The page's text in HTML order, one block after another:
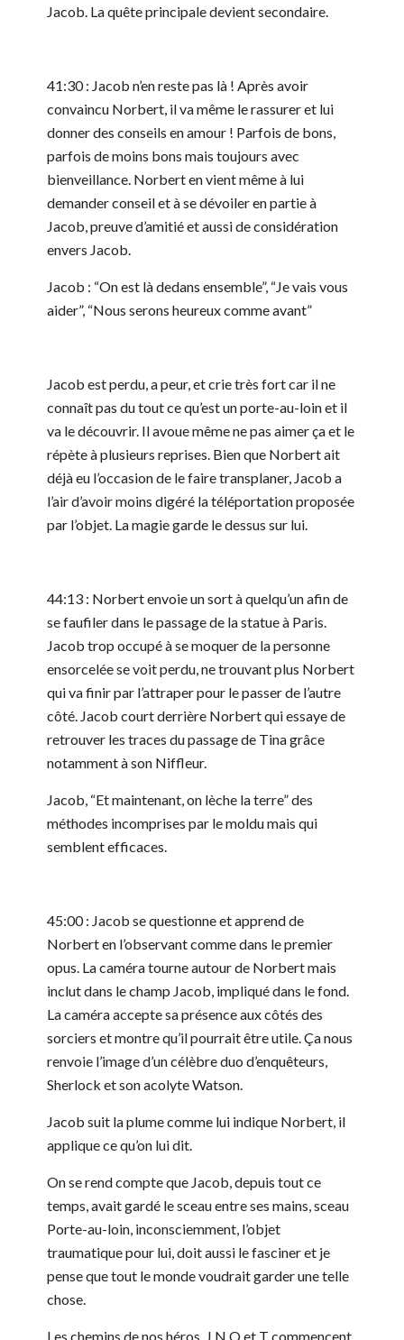
Jacob. La quête principale devient secondaire.
41:30 : Jacob n’en reste pas là ! Après avoir
convaincu Norbert, il va même le rassurer et lui
donner des conseils en amour ! Parfois de bons,
parfois de moins bons mais toujours avec
bienveillance. Norbert en vient même à lui
demander conseil et à se dévoiler en partie à
Jacob, preuve d’amitié et aussi de considération
envers Jacob.
Jacob : “On est là dedans ensemble”, “Je vais vous
aider”, “Nous serons heureux comme avant”
Jacob est perdu, a peur, et crie très fort car il ne
connaît pas du tout ce qu’est un porte-au-loin et il
va le découvrir. Il avoue même ne pas aimer ça et le
répète à plusieurs reprises. Bien que Norbert ait
déjà eu l’occasion de le faire transplaner, Jacob a
l’air d’avoir moins digéré la téléportation proposée
par l’objet. La magie garde le dessus sur lui.
44:13 : Norbert envoie un sort à quelqu’un afin de
se faufiler dans le passage de la statue à Paris.
Jacob trop occupé à se moquer de la personne
ensorcelée se voit perdu, ne trouvant plus Norbert
qui va finir par l’attraper pour le passer de l’autre
côté. Jacob court derrière Norbert qui essaye de
retrouver les traces du passage de Tina grâce
notamment à son Niffleur.
Jacob, “Et maintenant, on lèche la terre” des
méthodes incomprises par le moldu mais qui
semblent efficaces.
45:00 : Jacob se questionne et apprend de
Norbert en l’observant comme dans le premier
opus. La caméra tourne autour de Norbert mais
inclut dans le champ Jacob, impliqué dans le fond.
La caméra accepte sa présence aux côtés des
sorciers et montre qu’il pourrait être utile. Ça nous
renvoie l’image d’un célèbre duo d’enquêteurs,
Sherlock et son acolyte Watson.
Jacob suit la plume comme lui indique Norbert, il
applique ce qu’on lui dit.
On se rend compte que Jacob, depuis tout ce
temps, avait gardé le sceau entre ses mains, sceau
Porte-au-loin, inconsciemment, l’objet
traumatique pour lui, doit aussi le fasciner et je
pense que tout le monde voudrait garder une telle
chose.
Les chemins de nos héros, J,N,Q et T commencent